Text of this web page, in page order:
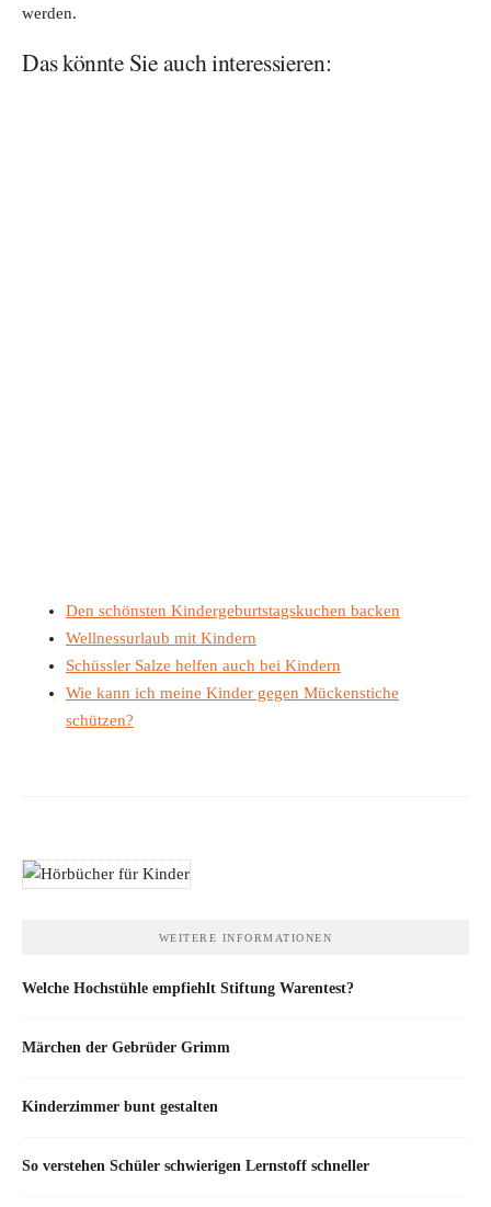
werden.
Das könnte Sie auch interessieren:
Den schönsten Kindergeburtstagskuchen backen
Wellnessurlaub mit Kindern
Schüssler Salze helfen auch bei Kindern
Wie kann ich meine Kinder gegen Mückenstiche
schützen?
WEITERE INFORMATIONEN
Welche Hochstühle empfiehlt Stiftung Warentest?
Märchen der Gebrüder Grimm
Kinderzimmer bunt gestalten
So verstehen Schüler schwierigen Lernstoff schneller